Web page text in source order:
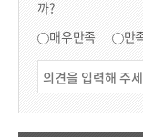
까?
매우만족 만